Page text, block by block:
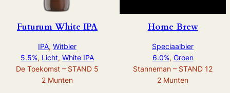
Futurum White IPA
IPA, Witbier
5.5%, Licht, White IPA
De Toekomst – STAND 5
2 Munten
Home Brew
Speciaalbier
6.0%, Groen
Stanneman – STAND 12
2 Munten